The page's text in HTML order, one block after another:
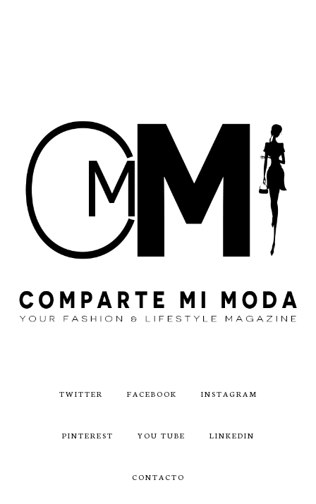
TWITTER FACEBOOK INSTAGRAM
PINTEREST YOU TUBE LINKEDIN
CONTACTO